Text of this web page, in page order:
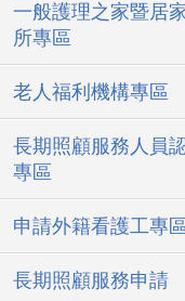
一般護理之家暨居
所專區
老人福利機構專區
長期照顧服務人員
專區
申請外籍看護工專區
長期照顧服務申請